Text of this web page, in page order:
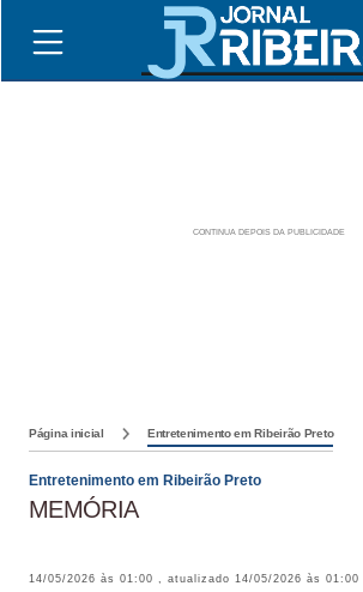
Página inicial Entretenimento em Ribeirão Preto
Entretenimento em Ribeirão Preto
MEMÓRIA
14/05/2026 às 01:00 , atualizado 14/05/2026 às 01:00